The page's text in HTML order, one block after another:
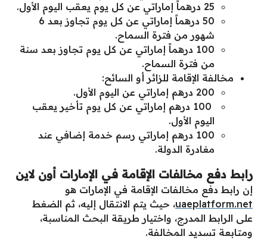
25 درهماً إماراتي عن كل يوم يعقب اليوم الأول.
50 درهماً إماراتي عن كل يوم تجاوز بعد 6
شهور من فترة السماح.
100 درهماً إماراتي عن كل يوم تجاوز بعد سنة
من فترة السماح.
مخالفة الإقامة للزائر أو السائح:
200 درهم إماراتي عن اليوم الأول.
100 درهم إماراتي عن كل يوم تأخير يعقب
اليوم الأول.
100 درهم إماراتي رسم خدمة إضافي عند
مغادرة الدولة.
رابط دفع مخالفات الإقامة في الإمارات أون لاين
إن رابط دفع مخالفات الإقامة في الإمارات هو
uaeplatform.net، حيث يتم الانتقال إليه، ثم الضغط
على الرابط المدرج، واختيار طريقة البحث المناسبة،
ومتابعة تسديد المخالفة.